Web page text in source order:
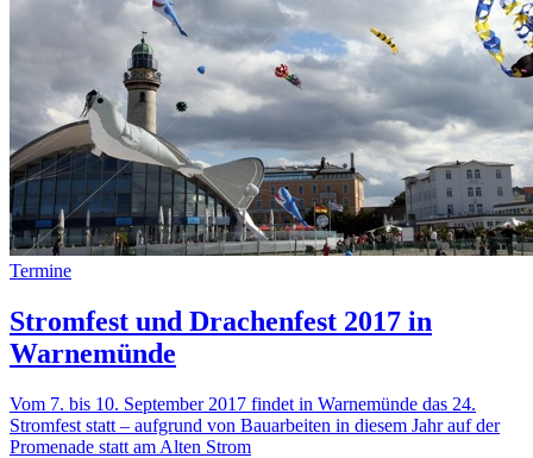
Termine
Stromfest und Drachenfest 2017 in
Warnemünde
Vom 7. bis 10. September 2017 findet in Warnemünde das 24.
Stromfest statt – aufgrund von Bauarbeiten in diesem Jahr auf der
Promenade statt am Alten Strom